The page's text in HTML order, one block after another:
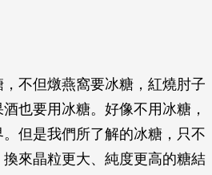
不但燉燕窩要冰糖，紅燒肘子
也要用冰糖。好像不用冰糖，
但是我們所了解的冰糖，只不
來晶粒更大、純度更高的糖結